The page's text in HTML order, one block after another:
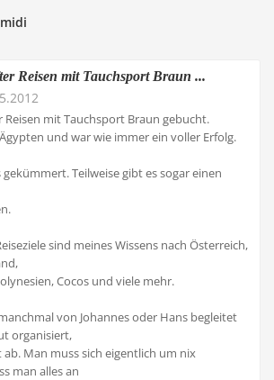
Reisen mit Tauchsport Braun ...
Reisen mit Tauchsport Braun gebucht.
und war wie immer ein voller Erfolg.
gekümmert. Teilweise gibt es sogar einen
sind meines Wissens nach Österreich,
Cocos und viele mehr.
von Johannes oder Hans begleitet
organisiert,
Man muss sich eigentlich um nix
man alles an